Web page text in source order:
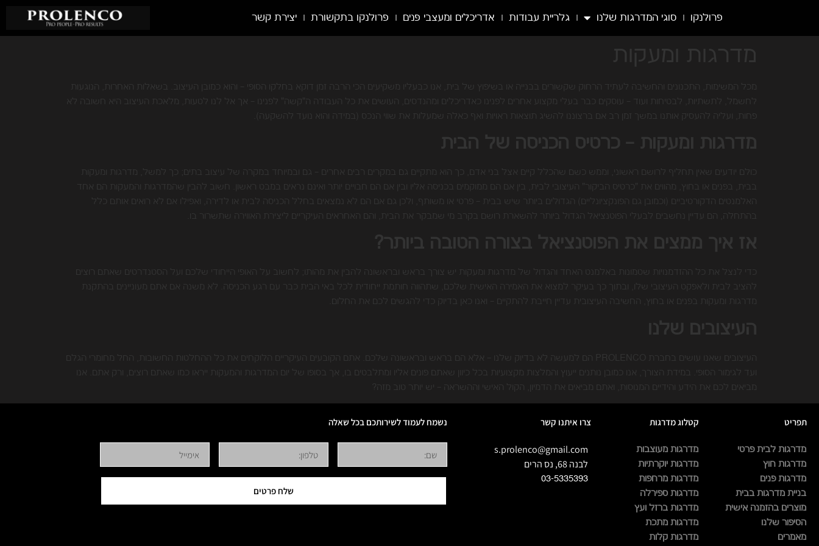
פרולנקו סוגי המדרגות שלנו גלריית עבודות אדריכלים ומעצבי פנים פרולנקו בתקשורת יצירת קשר
מדרגות ומעקות
מכל המשימות, התכנונים והחשיבה לעתיד הרחוק שקשורים בבנייה או בשיפוץ של בית, אנו כבעליו משקיעים הכי הרבה זמן דוקא בחלקו הסופי – והוא כמובן העיצוב. בשאלות האחרות, הנוגעות
לחשמל, לתשתיות, לבטיחות ועוד – עוסקים כבר בעלי מקצוע אחרים לפנינו כאדריכלים ומהנדסים, העושים את כל העבודה ה"קשה" לפנינו – אך אל לנו לטעות, מלאכת העיצוב היא חשובה לא
פחות, ועליה להעסיק אותנו במשך זמן רב אם ברצוננו להשיג תוצאות ראויות ואף כאלה שמעלות את שווי הנכס (במידה והוא נועד להשקעה).
מדרגות ומעקות – כרטיס הכניסה של הבית
כולם יודעים שאין תחליף לרושם ראשוני, וממש כשם שהכלל קיים אצל בני אדם, כך הוא מתקיים גם במקרים רבים אחרים – גם ובמיוחד במקרה של עיצוב בתים; כך למשל, מדרגות ומעקות
בבית, בפנים או בחוץ, מהווים את "כרטיס הביקור" העיצובי לבית, בין אם הם ממוקמים בכניסה אליו ובין אם הם חבויים יותר ואינם נראים במבט ראשון. חשוב להבין שהמדרגות והמעקות הם אחד
האלמנטים הדקורטיביים (וכמובן גם הפונקציונליים) הגדולים ביותר שיש בבית – פרטי או משותף, ולכן גם אם הם לא נמצאים בחלל הכניסה לבית או לדירה, ואפילו אם לא רואים אותם כלל
בהתחלה, הם עדיין נחשבים לבעלי הפוטנציאל הגדול ביותר להשארת רושם בקרב מי שמבקר את הבית, והם האחראים העיקריים ליצירת האווירה שתשרור בו.
אז איך ממצים את הפוטנציאל בצורה הטובה ביותר?
כדי לנצל את כל ההזדמנויות שטמונות באלמנט האחד והגדול של מדרגות ומעקות יש צורך בראש ובראשונה להבין את מהותו; לחשוב על האופי הייחודי שלכם ועל הסטנדרטים שאתם רוצים
להציב לבית ולאפקט העיצובי שלו, ובתוך כך בעיקר למצוא את האמירה האישית שלכם, שתהווה חותמת ייחודית לכל באי הבית כבר עם רגע הכניסה. לא משנה אם אתם מעוניינים בהתקנת
מדרגות ומעקות בפנים או בחוץ, החשיבה העיצובית עדיין חייבת להתקיים – ואנו כאן בדיוק כדי להגשים לכם את החלום.
העיצובים שלנו
העיצובים שאנו עושים בחברת PROLENCO הם למעשה לא בדיוק שלנו – אלא הם בראש ובראשונה שלכם. אתם הקובעים העיקריים הלוקחים את כל ההחלטות החשובות, החל מחומרי הגלם
ועד לגימור הסופי. במידת הצורך, אנו כמובן נותנים ייעוץ והמלצות מקצועיות בכל כיוון שאתם פונים אליו ומתלבטים בו, אך בסופו של יום המדרגות והמעקות ייראו כמו שאתם רוצים, ורק אתם. אנו
מביאים לכם את הידע והידיים המנוסות, ואתם מביאים את הדמיון, הקול האישי וההשראה – יש יותר טוב מזה?
תפריט
מדרגות לבית פרטי
מדרגות חוץ
מדרגות פנים
בניית מדרגות בבית
מוצרים בהזמנה אישית
הסיפור שלנו
מאמרים
קטלוג מדרגות
מדרגות מעוצבות
מדרגות יוקרתיות
מדרגות מרחפות
מדרגות ספירלה
מדרגות ברזל ועץ
מדרגות מתכת
מדרגות קלות
צרו איתנו קשר
s.prolenco@gmail.com
לבנה 68, נס הרים
03-5335393
נשמח לעמוד לשירותכם בכל שאלה
שלח פרטים